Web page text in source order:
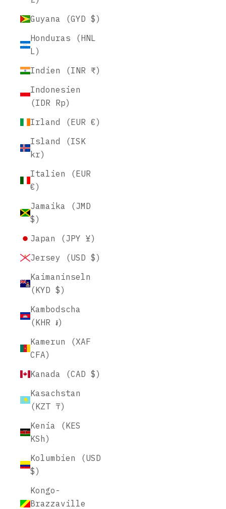
Guyana (GYD $)
Honduras (HNL
L)
Indien (INR ₹)
Indonesien
(IDR Rp)
Irland (EUR €)
Island (ISK
kr)
Italien (EUR
€)
Jamaika (JMD
$)
Japan (JPY ¥)
Jersey (USD $)
Kaimaninseln
(KYD $)
Kambodscha
(KHR ៛)
Kamerun (XAF
CFA)
Kanada (CAD $)
Kasachstan
(KZT ₸)
Kenia (KES
KSh)
Kolumbien (USD
$)
Kongo-
Brazzaville